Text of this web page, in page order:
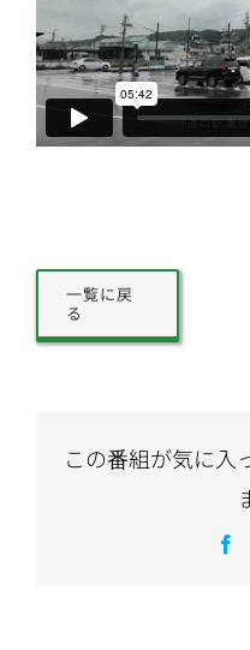
一覧に戻
る
この番組が気に入